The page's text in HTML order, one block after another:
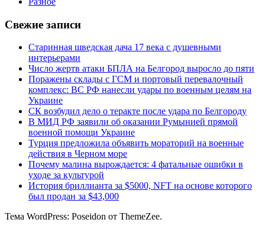
Свежие записи
Старинная шведская дача 17 века с душевными
интерьерами
Число жертв атаки БПЛА на Белгород выросло до пяти
Поражены склады с ГСМ и портовый перевалочный
комплекс: ВС РФ нанесли удары по военным целям на
Украине
СК возбудил дело о теракте после удара по Белгороду
В МИД РФ заявили об оказании Румынией прямой
военной помощи Украине
Турция предложила объявить мораторий на военные
действия в Черном море
Почему малина вырождается: 4 фатальные ошибки в
уходе за культурой
История бриллианта за $5000, NFT на основе которого
был продан за $43,000
Тема WordPress: Poseidon от ThemeZee.